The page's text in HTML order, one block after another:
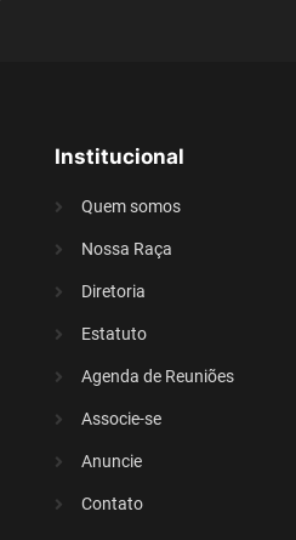
Institucional
Quem somos
Nossa Raça
Diretoria
Estatuto
Agenda de Reuniões
Associe-se
Anuncie
Contato